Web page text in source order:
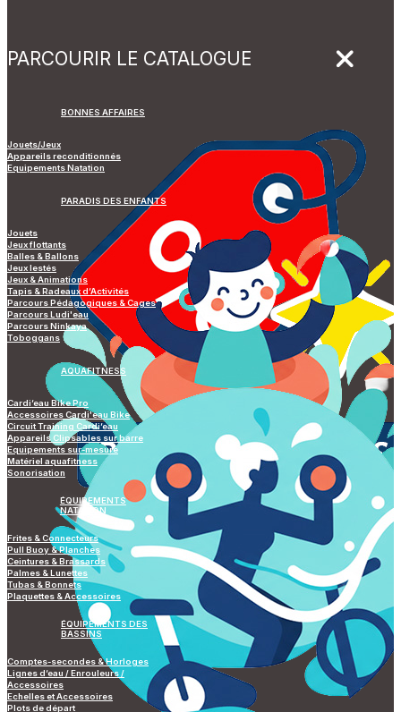
PARCOURIR LE CATALOGUE
BONNES AFFAIRES
Jouets/Jeux
Appareils reconditionnés
Equipements Natation
PARADIS DES ENFANTS
Jouets
Jeux flottants
Balles & Ballons
Jeux lestés
Jeux & Animations
Tapis & Radeaux d’Activités
Parcours Pédagogiques & Cages
Parcours Ludi'eau
Parcours Ninkaya
Toboggans
AQUAFITNESS
Cardi’eau Bike Pro
Accessoires Cardi'eau Bike
Circuit Training Cardi’eau
Appareils Clipsables sur barre
Equipements sur-mesure
Matériel aquafitness
Sonorisation
ÉQUIPEMENTS
NATATION
Frites & Connecteurs
Pull Buoy & Planches
Ceintures & Brassards
Palmes & Lunettes
Tubas & Bonnets
Plaquettes & Accessoires
ÉQUIPEMENTS DES
BASSINS
Comptes-secondes & Horloges
Lignes d’eau / Enrouleurs /
Accessoires
Echelles et Accessoires
Plots de départ